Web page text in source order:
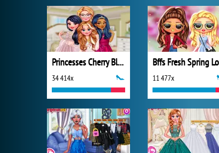
Princesses Cherry Blossom Spring Dance
34 414x 11 477x